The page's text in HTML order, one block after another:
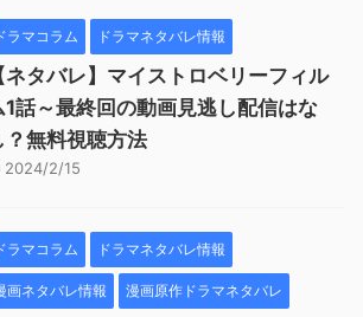
ラマコラム ドラマネタバレ情報
ネタバレ】マイストロベリーフィル
1話～最終回の動画見逃し配信はな
？無料視聴方法
2024/2/15
ラマコラム ドラマネタバレ情報
画ネタバレ情報 漫画原作ドラマネタバレ